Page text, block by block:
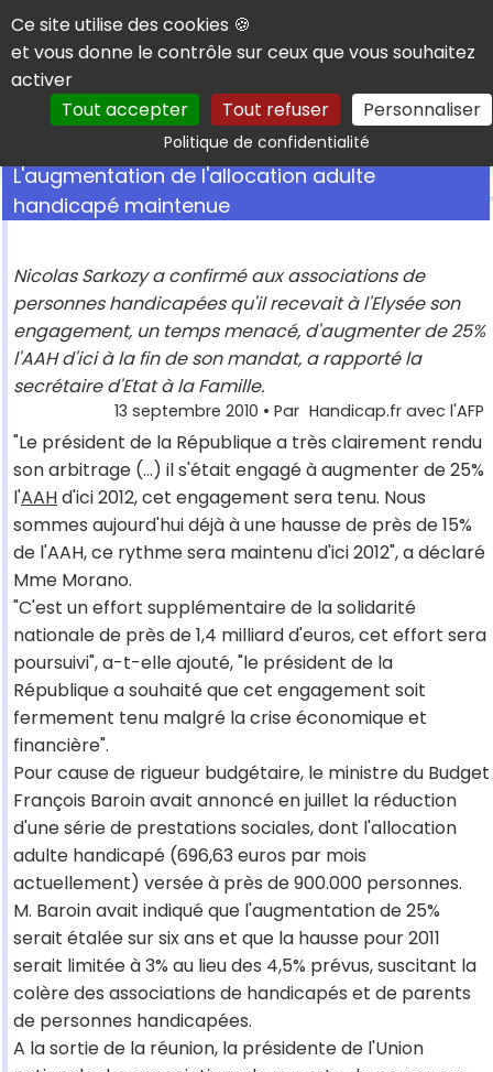
Panneau de gestion des cookies
Ce site utilise des cookies 🍪
et vous donne le contrôle sur ceux que vous souhaitez
activer
Tout accepter
Tout refuser Personnaliser
Politique de confidentialitéRechercher
L'augmentation de l'allocation adulte
handicapé maintenue
Nicolas Sarkozy a confirmé aux associations de
personnes handicapées qu'il recevait à l'Elysée son
engagement, un temps menacé, d'augmenter de 25%
l'AAH d'ici à la fin de son mandat, a rapporté la
secrétaire d'Etat à la Famille.
13 septembre 2010 • Par Handicap.fr avec l'AFP
"Le président de la République a très clairement rendu
son arbitrage (...) il s'était engagé à augmenter de 25%
l'AAHd'ici 2012, cet engagement sera tenu. Nous
sommes aujourd'hui déjà à une hausse de près de 15%
de l'AAH, ce rythme sera maintenu d'ici 2012", a déclaré
Mme Morano.
"C'est un effort supplémentaire de la solidarité
nationale de près de 1,4 milliard d'euros, cet effort sera
poursuivi", a-t-elle ajouté, "le président de la
République a souhaité que cet engagement soit
fermement tenu malgré la crise économique et
financière".
Pour cause de rigueur budgétaire, le ministre du Budget
François Baroin avait annoncé en juillet la réduction
d'une série de prestations sociales, dont l'allocation
adulte handicapé (696,63 euros par mois
actuellement) versée à près de 900.000 personnes.
M. Baroin avait indiqué que l'augmentation de 25%
serait étalée sur six ans et que la hausse pour 2011
serait limitée à 3% au lieu des 4,5% prévus, suscitant la
colère des associations de handicapés et de parents
de personnes handicapées.
A la sortie de la réunion, la présidente de l'Union